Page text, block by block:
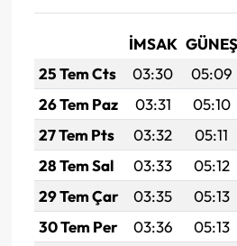
İMSAK GÜNEŞ
25 Tem Cts
03:30 05:09
26 Tem Paz
03:31 05:10
27 Tem Pts
03:32 05:11
28 Tem Sal
03:33 05:12
29 Tem Çar
03:35 05:13
30 Tem Per
03:36 05:13